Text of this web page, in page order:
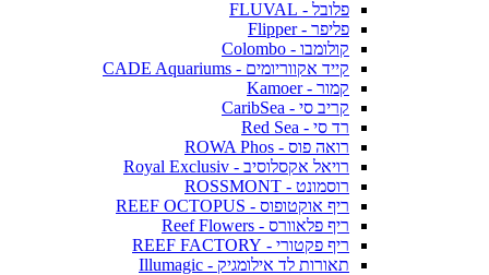
פלובל - FLUVAL
פליפר - Flipper
קולומבו - Colombo
קייד אקווריומים - CADE Aquariums
קמור - Kamoer
קריב סי - CaribSea
רד סי - Red Sea
רואה פוס - ROWA Phos
רויאל אקסלוסיב - Royal Exclusiv
רוסמונט - ROSSMONT
ריף אוקטופוס - REEF OCTOPUS
ריף פלאוורס - Reef Flowers
ריף פקטורי - REEF FACTORY
תאורות לד אילומגיק - Illumagic